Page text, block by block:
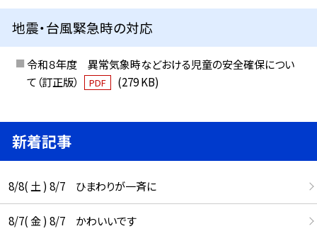
地震・台風緊急時の対応
令和８年度 異常気象時などおける児童の安全確保につい
て（訂正版）
PDF (279 KB)
新着記事
8/8( 土 ) 8/7 ひまわりが一斉に
8/7( 金 ) 8/7 かわいいです